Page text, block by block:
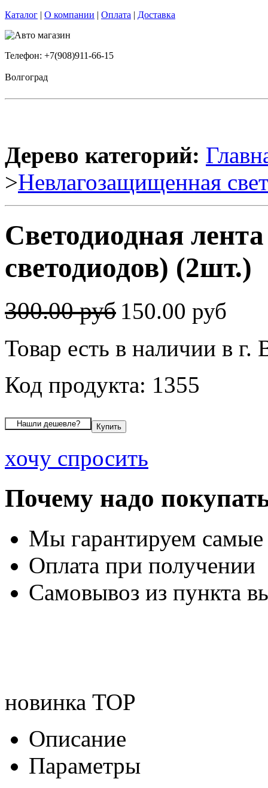
Каталог | О компании | Оплата | Доставка
Телефон: +7(908)911-66-15
Волгоград
Дерево категорий:
>Невлагозащищенная
Светодиодная
светодиодов) (2шт.)
300.00 руб 150.00 руб
Товар есть в наличии в г.
Код продукта: 1355
хочу спросить
Почему надо
Мы гарантируем
Оплата при получении
Самовывоз из пункта
новинка TOP
Описание
Параметры